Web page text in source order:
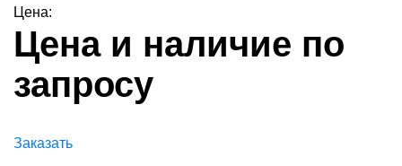
Цена:
Цена и наличие по
запросу
Заказать